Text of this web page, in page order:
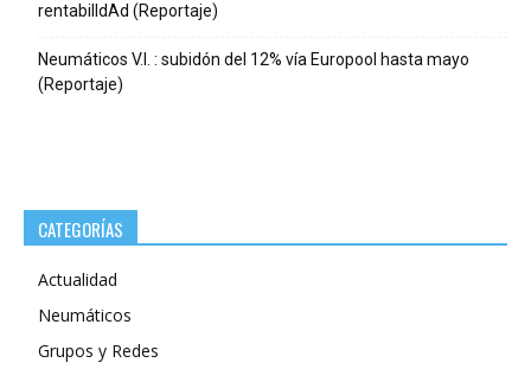
rentabilIdAd (Reportaje)
Neumáticos V.I. : subidón del 12% vía Europool hasta mayo
(Reportaje)
CATEGORÍAS
Actualidad
Neumáticos
Grupos y Redes